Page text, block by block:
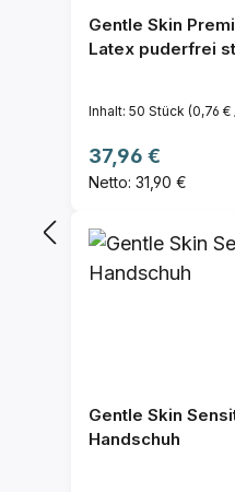
Gentle Skin
Latex puderfrei
Inhalt: 50 Stück (0,76 €
Regulärer Preis:
37,96 €
Netto: 31,90 €
Gentle Skin
Handschuh